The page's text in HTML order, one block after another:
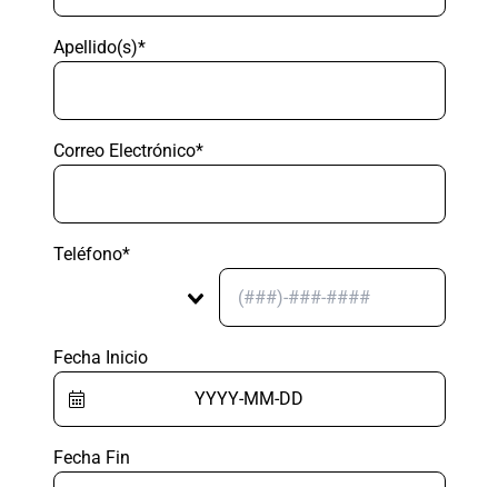
Apellido(s)*
Correo Electrónico*
Teléfono*
Fecha Inicio
Fecha Fin